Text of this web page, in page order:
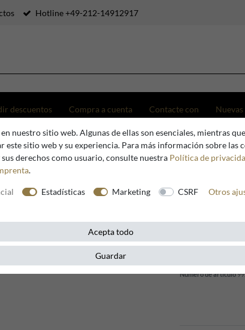
Hotline +49-212-14912917
descuentos Compra a cuenta Contacte con Nuevas
21 x H. 6,7 cm - edición de lujo
Casa
vidrio 21
Número de artículo
nuestro sitio web. Algunas de ellas son esenciales, mientras
este sitio web y su experiencia. Para más información sobre las
derechos como usuario, consulte nuestra Política de
.
Estadísticas Marketing CSRF Otros
Acepta todo
Guardar